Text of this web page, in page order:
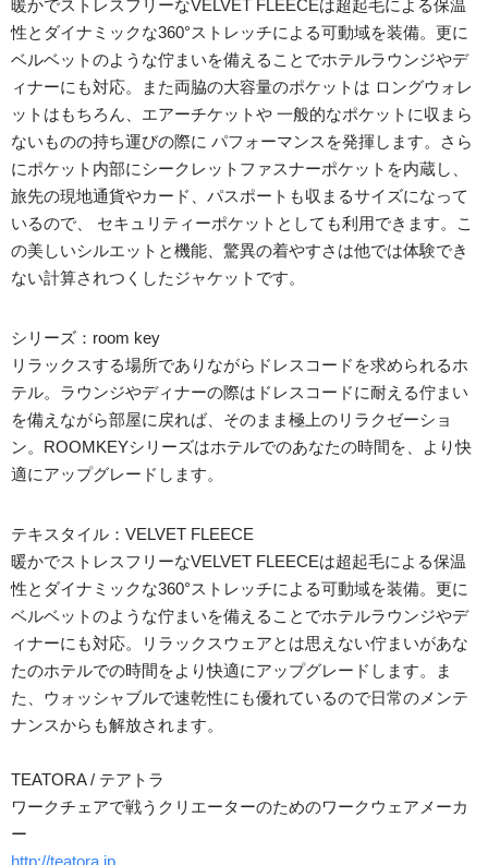
暖かでストレスフリーなVELVET FLEECEは超起毛による保温
性とダイナミックな360°ストレッチによる可動域を装備。更に
ベルベットのような佇まいを備えることでホテルラウンジやデ
ィナーにも対応。また両脇の大容量のポケットは ロングウォレ
ットはもちろん、エアーチケットや 一般的なポケットに収まら
ないものの持ち運びの際に パフォーマンスを発揮します。さら
にポケット内部にシークレットファスナーポケットを内蔵し、
旅先の現地通貨やカード、パスポートも収まるサイズになって
いるので、 セキュリティーポケットとしても利用できます。こ
の美しいシルエットと機能、驚異の着やすさは他では体験でき
ない計算されつくしたジャケットです。
シリーズ：room key
リラックスする場所でありながらドレスコードを求められるホ
テル。ラウンジやディナーの際はドレスコードに耐える佇まい
を備えながら部屋に戻れば、そのまま極上のリラクゼーショ
ン。ROOMKEYシリーズはホテルでのあなたの時間を、より快
適にアップグレードします。
テキスタイル：VELVET FLEECE
暖かでストレスフリーなVELVET FLEECEは超起毛による保温
性とダイナミックな360°ストレッチによる可動域を装備。更に
ベルベットのような佇まいを備えることでホテルラウンジやデ
ィナーにも対応。リラックスウェアとは思えない佇まいがあな
たのホテルでの時間をより快適にアップグレードします。ま
た、ウォッシャブルで速乾性にも優れているので日常のメンテ
ナンスからも解放されます。
TEATORA / テアトラ
ワークチェアで戦うクリエーターのためのワークウェアメーカ
ー
http://teatora.jp